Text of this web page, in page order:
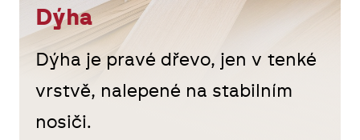
Dýha
Dýha je pravé dřevo, jen v tenké
vrstvě, nalepené na stabilním
nosiči.